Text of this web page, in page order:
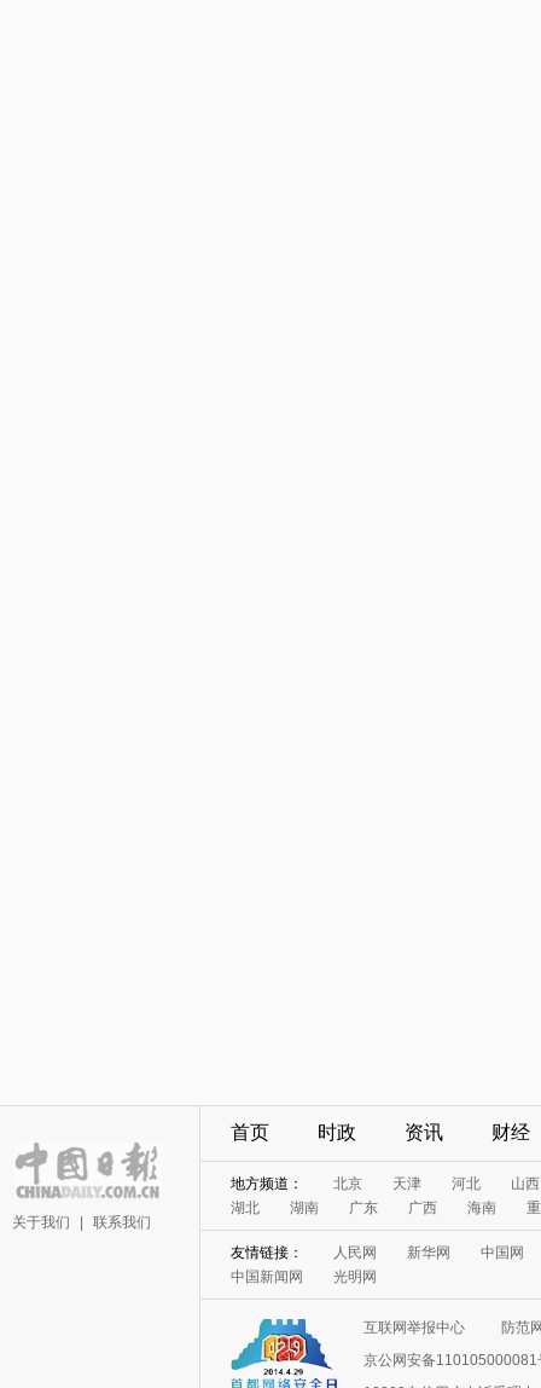
关于我们 联系我们
首页 时政 资讯 财经
地方频道： 北京 天津 河北
山西
湖北
湖南 广东 广西 海南
友情链接： 人民网 新华网
中国网
中国新闻网
光明网
互联网举报中心
防范
京公网安备110105000081